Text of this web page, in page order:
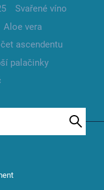
Svařené víno
Aloe vera
ascendentu
palačinky